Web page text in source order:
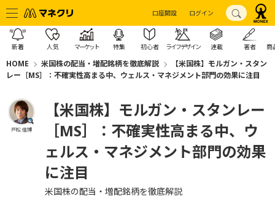
口座開設 ログイン
新着 人気 マーケット 特集 初心者 ライフデザイン 連載 著者 商
HOME 米国株の配当・増配銘柄を徹底解説
【米国株】モルガン・スタン
レー［MS］：不確実性高まる中、ウェルス・マネジメント部門の効果に注目
戸松 信博
【米国株】モルガン・スタンレー
［MS］：不確実性高まる中、ウ
ェルス・マネジメント部門の効果
に注目
米国株の配当・増配銘柄を徹底解説